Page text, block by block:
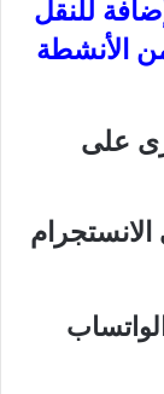
للنقل
الأنشطة
على